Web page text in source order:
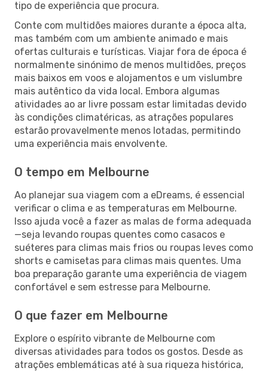
tipo de experiência que procura.
Conte com multidões maiores durante a época alta,
mas também com um ambiente animado e mais
ofertas culturais e turísticas. Viajar fora de época é
normalmente sinónimo de menos multidões, preços
mais baixos em voos e alojamentos e um vislumbre
mais autêntico da vida local. Embora algumas
atividades ao ar livre possam estar limitadas devido
às condições climatéricas, as atrações populares
estarão provavelmente menos lotadas, permitindo
uma experiência mais envolvente.
O tempo em Melbourne
Ao planejar sua viagem com a eDreams, é essencial
verificar o clima e as temperaturas em Melbourne.
Isso ajuda você a fazer as malas de forma adequada
—seja levando roupas quentes como casacos e
suéteres para climas mais frios ou roupas leves como
shorts e camisetas para climas mais quentes. Uma
boa preparação garante uma experiência de viagem
confortável e sem estresse para Melbourne.
O que fazer em Melbourne
Explore o espírito vibrante de Melbourne com
diversas atividades para todos os gostos. Desde as
atrações emblemáticas até à sua riqueza histórica,